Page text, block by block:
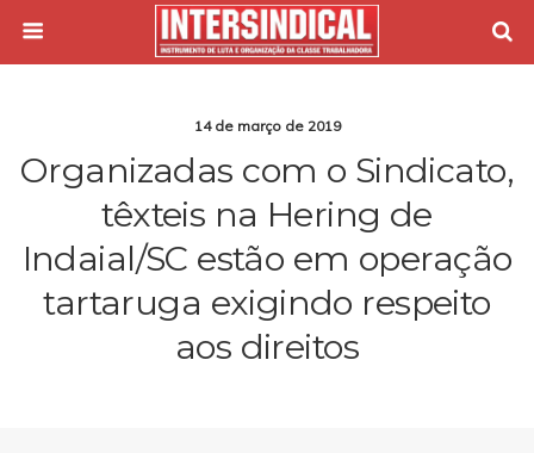
14 de março de 2019
Organizadas com o Sindicato,
têxteis na Hering de
Indaial/SC estão em operação
tartaruga exigindo respeito
aos direitos